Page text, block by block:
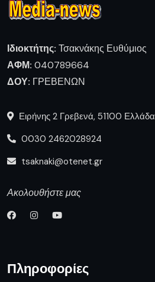
Ιδιοκτήτης: Τσακνάκης Ευθύμιος
ΑΦΜ: 040789664
ΔΟΥ: ΓΡΕΒΕΝΩΝ
Ειρήνης 2 Γρεβενά, 51100 Ελλάδα
0030 2462028924
tsaknaki@otenet.gr
Ακολουθήστε μας
Πληροφορίες